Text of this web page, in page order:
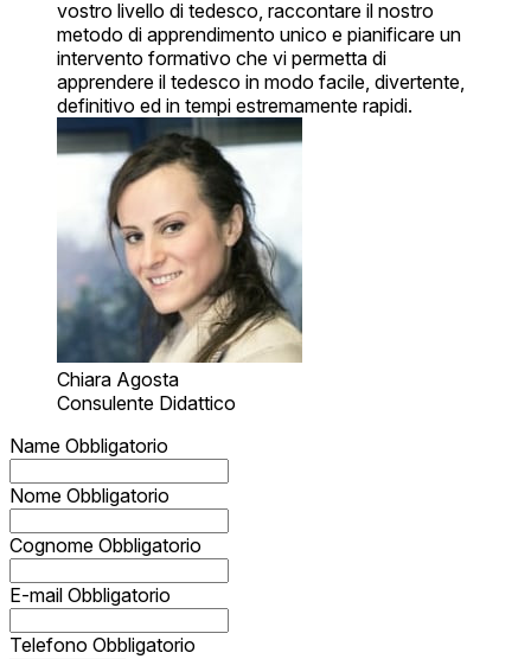
vostro livello di tedesco, raccontare il nostro
metodo di apprendimento unico e pianificare un
intervento formativo che vi permetta di
apprendere il tedesco in modo facile, divertente,
definitivo ed in tempi estremamente rapidi.
Chiara Agosta
Consulente Didattico
Name Obbligatorio
Nome Obbligatorio
Cognome Obbligatorio
E-mail Obbligatorio
Telefono Obbligatorio